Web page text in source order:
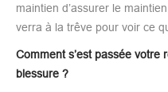
maintien d’assurer le
verra à la trêve pour voir ce
Comment s’est passée votre
blessure ?